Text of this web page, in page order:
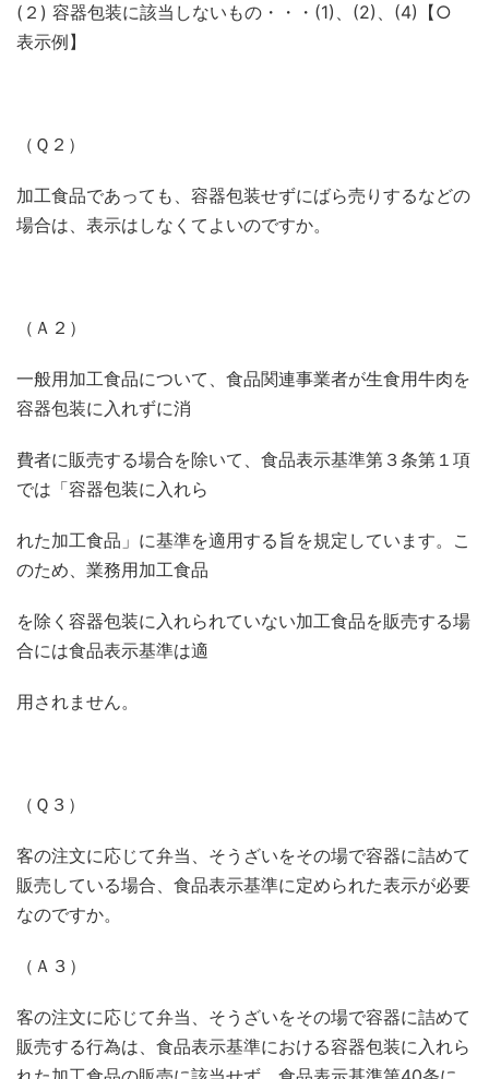
(２) 容器包装に該当しないもの・・・(1)、(2)、(4)【○
表示例】
（Ｑ２）
加工食品であっても、容器包装せずにばら売りするなどの
場合は、表示はしなくてよいのですか。
（Ａ２）
一般用加工食品について、食品関連事業者が生食用牛肉を
容器包装に入れずに消
費者に販売する場合を除いて、食品表示基準第３条第１項
では「容器包装に入れら
れた加工食品」に基準を適用する旨を規定しています。こ
のため、業務用加工食品
を除く容器包装に入れられていない加工食品を販売する場
合には食品表示基準は適
用されません。
（Ｑ３）
客の注文に応じて弁当、そうざいをその場で容器に詰めて
販売している場合、食品表示基準に定められた表示が必要
なのですか。
（Ａ３）
客の注文に応じて弁当、そうざいをその場で容器に詰めて
販売する行為は、食品表示基準における容器包装に入れら